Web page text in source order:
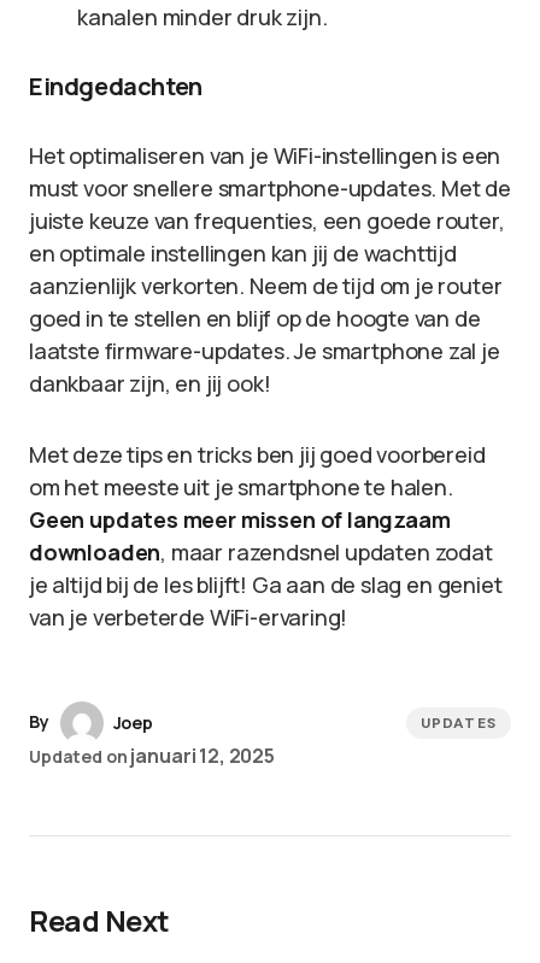
kanalen minder druk zijn.
Eindgedachten
Het optimaliseren van je WiFi-instellingen is een
must voor snellere smartphone-updates. Met de
juiste keuze van frequenties, een goede router,
en optimale instellingen kan jij de wachttijd
aanzienlijk verkorten. Neem de tijd om je router
goed in te stellen en blijf op de hoogte van de
laatste firmware-updates. Je smartphone zal je
dankbaar zijn, en jij ook!
Met deze tips en tricks ben jij goed voorbereid
om het meeste uit je smartphone te halen.
Geen updates meer missen of langzaam
downloaden, maar razendsnel updaten zodat
je altijd bij de les blijft! Ga aan de slag en geniet
van je verbeterde WiFi-ervaring!
By
Joep
Updated on januari 12, 2025
UPDATES
Read Next